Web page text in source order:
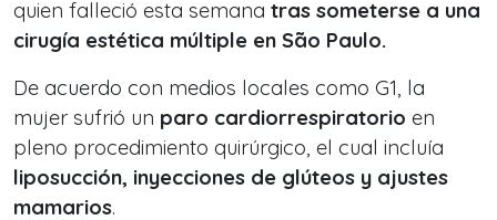
quien falleció esta semana tras someterse a una
cirugía estética múltiple en São Paulo.
De acuerdo con medios locales como G1, la
mujer sufrió un paro cardiorrespiratorio en
pleno procedimiento quirúrgico, el cual incluía
liposucción, inyecciones de glúteos y ajustes
mamarios.